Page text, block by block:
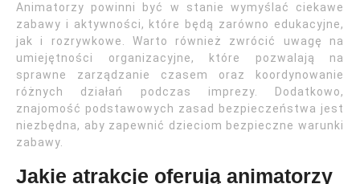
Animatorzy powinni być w stanie wymyślać ciekawe
zabawy i aktywności, które będą zarówno edukacyjne,
jak i rozrywkowe. Warto również zwrócić uwagę na
umiejętności organizacyjne, które pozwalają na
sprawne zarządzanie czasem oraz koordynowanie
różnych działań podczas imprezy. Dodatkowo,
znajomość podstawowych zasad bezpieczeństwa jest
niezbędna, aby zapewnić dzieciom bezpieczne warunki
zabawy.
Jakie atrakcje oferują animatorzy